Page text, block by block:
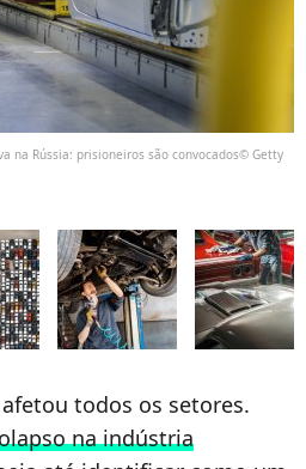
na Rússia: prisioneiros são convocados© Getty
todos os setores.
na indústria